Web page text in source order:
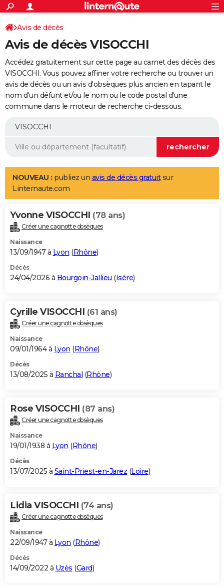
ACTUALITÉS
Politique
Société
Faits Divers
Education
Monde
Villes
+
SPORT
Coupe du monde 2026
Football
Tennis
Cyclisme
Rugby
Forum
Programme TV
TNT
Streaming
Cinéma
Sorties cinéma
Musique
+
FINANCE
Retraite
Epargne
Immobilier
Risques naturels par ville
Banque
Assurance
AUTO
Essais
Réserver un essai
Citadines
Berlines
SUV
Forum auto
+
Mobiles
Meilleur smartphone
Internet
Ordinateurs
Jeux vidéo
Guide high-tech
Aménagement intérieur
LIFESTYLE
Art de vivre
Bien-être
Loisirs
Mode
Modes de vie
Alimentation
Guide de la santé
Maladies
Médicaments
Sommeil
VOYAGE
Destinations
City break
Voyage nature
Voyage de noces
Forum
Climat
+PHOTO
GUIDES D'ACHAT
BONS PLANS
Carte de Noël
Carte Bonne année
Carte Saint-Valentin
Carte Pâques
Carte d'anniversaire
DICTIONNAIRE
Dictionnaire
Biographies
Citations
Expressions
Proverbes
PROGRAMME TV
S'inscrire
Se connecter
Lycées
Collèges
Primaires
Universités
Entreprises
Service militaire
Avis de recherche
AVIS DE DÉCÈS
Bricolage
Lifestyle
Culture
Sport
Auto
Television
Voyage
Cinema
Avis de décès
Avis de décès VISOCCHI
Accédez gratuitement sur cette page au carnet des décès des
VISOCCHI. Vous pouvez affiner votre recherche ou trouver un
avis de décès ou un avis d'obsèques plus ancien en tapant le
nom d'un défunt et/ou le nom ou le code postal d'une
commune dans le moteur de recherche ci-dessous.
NOUVEAU : publiez un avis de décès gratuitsur
Linternaute.com
Yvonne VISOCCHI (78 ans)
Créer une cagnotte obsèques
Naissance
13/09/1947 à Lyon (Rhône)
Décès
24/04/2026 à Bourgoin-Jallieu (Isère)
Cyrille VISOCCHI (61 ans)
Créer une cagnotte obsèques
Naissance
09/01/1964 à Lyon (Rhône)
Décès
13/08/2025 à Ranchal (Rhône)
Rose VISOCCHI (87 ans)
Créer une cagnotte obsèques
Naissance
19/01/1938 à Lyon (Rhône)
Décès
13/07/2025 à Saint-Priest-en-Jarez (Loire)
Lidia VISOCCHI (74 ans)
Créer une cagnotte obsèques
Naissance
22/09/1947 à Lyon (Rhône)
Décès
14/09/2022 à Uzès (Gard)